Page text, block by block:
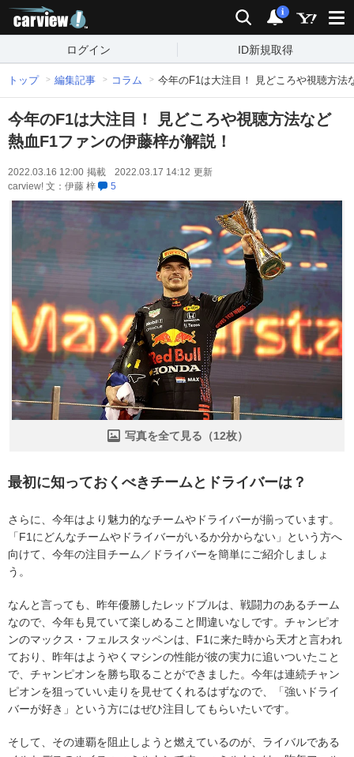
検索 通知
i
ログイン ID新規取得
トップ 編集記事 コラム 今年のF1は大注目！ 見どころや視聴方法
今年のF1は大注目！ 見どころや視聴方法など
熱血F1ファンの伊藤梓が解説！
2022.03.16 12:00 掲載 2022.03.17 14:12 更新
carview! 文：伊藤 梓
5
写真を全て見る（12枚）
最初に知っておくべきチームとドライバーは？
さらに、今年はより魅力的なチームやドライバーが揃っています。
「F1にどんなチームやドライバーがいるか分からない」という方へ
向けて、今年の注目チーム／ドライバーを簡単にご紹介しましょ
う。
なんと言っても、昨年優勝したレッドブルは、戦闘力のあるチーム
なので、今年も見ていて楽しめること間違いなしです。チャンピオ
ンのマックス・フェルスタッペンは、F1に来た時から天才と言われ
ており、昨年はようやくマシンの性能が彼の実力に追いついたこと
で、チャンピオンを勝ち取ることができました。今年は連続チャン
ピオンを狙っていい走りを見せてくれるはずなので、「強いドライ
バーが好き」という方にはぜひ注目してもらいたいです。
そして、その連覇を阻止しようと燃えているのが、ライバルである